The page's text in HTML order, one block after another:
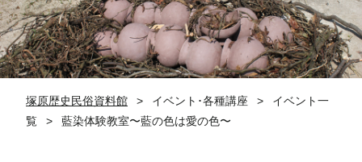
塚原歴史民俗資料館 イベント･各種講座
イベント一
覧
藍染体験教室〜藍の色は愛の色〜